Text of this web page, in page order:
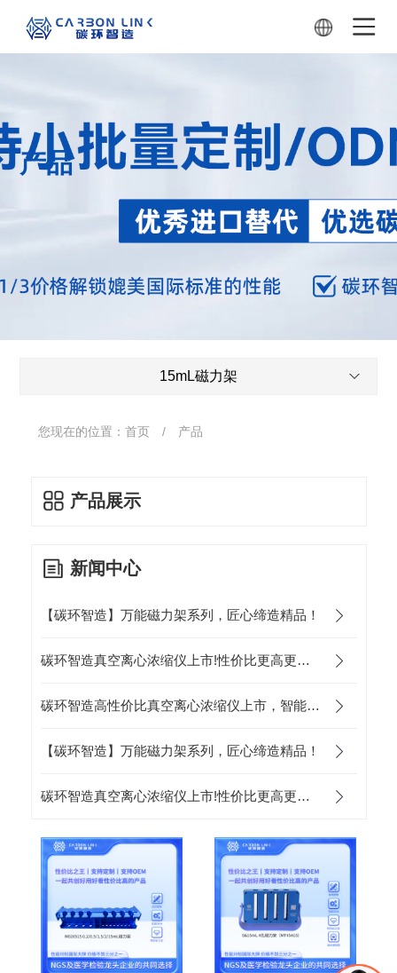
产品
15mL磁力架
您现在的位置： 首页/ 产品
产品展示
新闻中心
【碳环智造】万能磁力架系列，匠心缔造精品！
碳环智造真空离心浓缩仪上市!性价比更高更智能更轻便！
碳环智造高性价比真空离心浓缩仪上市，智能科技助力健康中国！
【碳环智造】万能磁力架系列，匠心缔造精品！
碳环智造真空离心浓缩仪上市!性价比更高更智能更轻便！